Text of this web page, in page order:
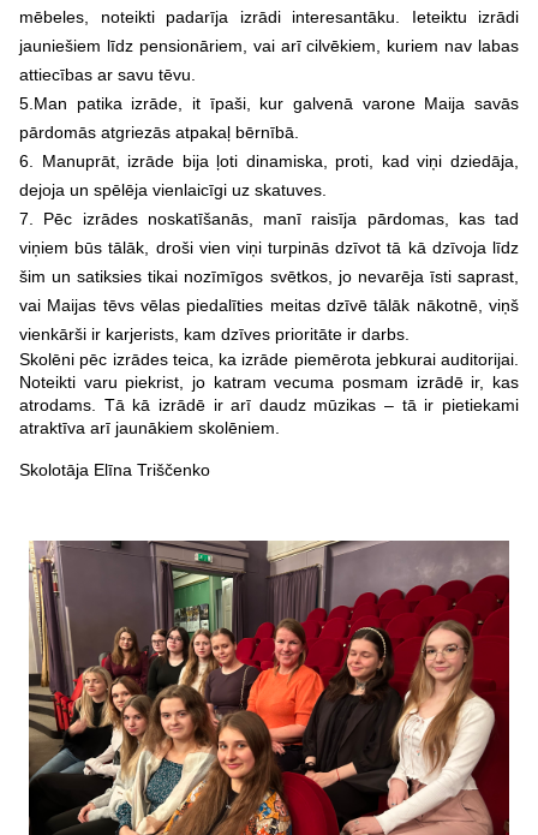
mēbeles, noteikti padarīja izrādi interesantāku. Ieteiktu izrādi
jauniešiem līdz pensionāriem, vai arī cilvēkiem, kuriem nav labas
attiecības ar savu tēvu.
5.Man patika izrāde, it īpaši, kur galvenā varone Maija savās
pārdomās atgriezās atpakaļ bērnībā.
6. Manuprāt, izrāde bija ļoti dinamiska, proti, kad viņi dziedāja,
dejoja un spēlēja vienlaicīgi uz skatuves.
7. Pēc izrādes noskatīšanās, manī raisīja pārdomas, kas tad
viņiem būs tālāk, droši vien viņi turpinās dzīvot tā kā dzīvoja līdz
šim un satiksies tikai nozīmīgos svētkos, jo nevarēja īsti saprast,
vai Maijas tēvs vēlas piedalīties meitas dzīvē tālāk nākotnē, viņš
vienkārši ir karjerists, kam dzīves prioritāte ir darbs.
Skolēni pēc izrādes teica, ka izrāde piemērota jebkurai auditorijai.
Noteikti varu piekrist, jo katram vecuma posmam izrādē ir, kas
atrodams. Tā kā izrādē ir arī daudz mūzikas – tā ir pietiekami
atraktīva arī jaunākiem skolēniem.
Skolotāja Elīna Triščenko